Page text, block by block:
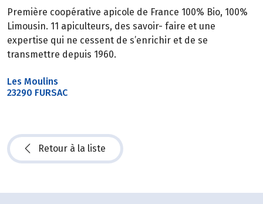
Première coopérative apicole de France 100% Bio, 100%
Limousin. 11 apiculteurs, des savoir- faire et une
expertise qui ne cessent de s’enrichir et de se
transmettre depuis 1960.
Les Moulins
23290 FURSAC
Retour à la liste